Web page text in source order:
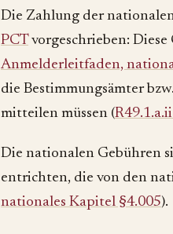
Die Zahlung der
PCTvorgeschrieben: Diese
Anmelderleitfaden,
die Bestimmungsämter
mitteilen müssen (
Die nationalen Gebühren
entrichten, die von den
nationales Kapitel §4.005).